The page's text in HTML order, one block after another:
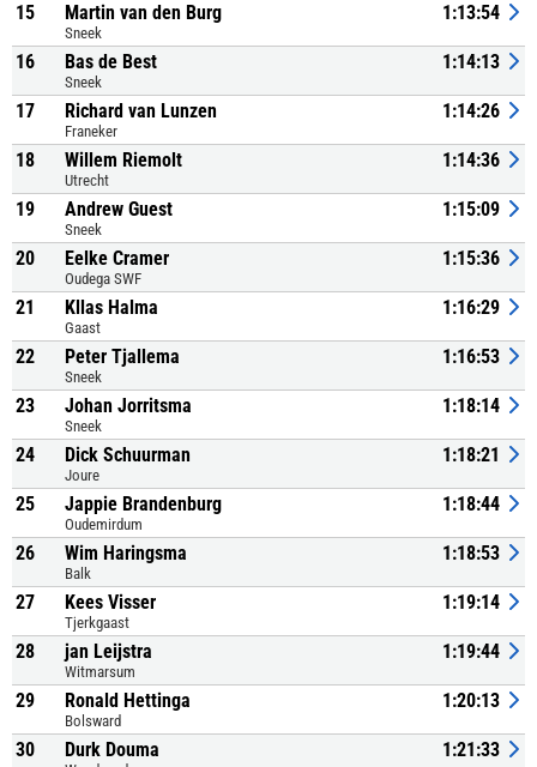
15 Martin van den Burg
Sneek
1:13:54
16 Bas de Best
Sneek
1:14:13
17 Richard van Lunzen
Franeker
1:14:26
18 Willem Riemolt
Utrecht
1:14:36
19 Andrew Guest
Sneek
1:15:09
20 Eelke Cramer
Oudega SWF
1:15:36
21 Kllas Halma
Gaast
1:16:29
22 Peter Tjallema
Sneek
1:16:53
23 Johan Jorritsma
Sneek
1:18:14
24 Dick Schuurman
Joure
1:18:21
25 Jappie Brandenburg
Oudemirdum
1:18:44
26 Wim Haringsma
Balk
1:18:53
27 Kees Visser
Tjerkgaast
1:19:14
28 jan Leijstra
Witmarsum
1:19:44
29 Ronald Hettinga
Bolsward
1:20:13
30 Durk Douma 1:21:33